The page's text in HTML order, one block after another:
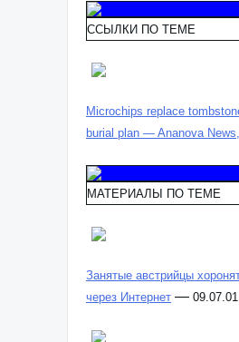
ССЫЛКИ ПО ТЕМЕ
Microchips replace
burial plan — Ananova
МАТЕРИАЛЫ ПО ТЕМЕ
Занятые австрийцы
через Интернет — 09.07.01